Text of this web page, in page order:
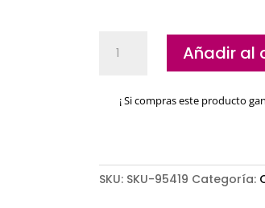
Power
Valquer
Añadir al
¡ Si compras este producto
SKU: SKU-95419 Categoría: